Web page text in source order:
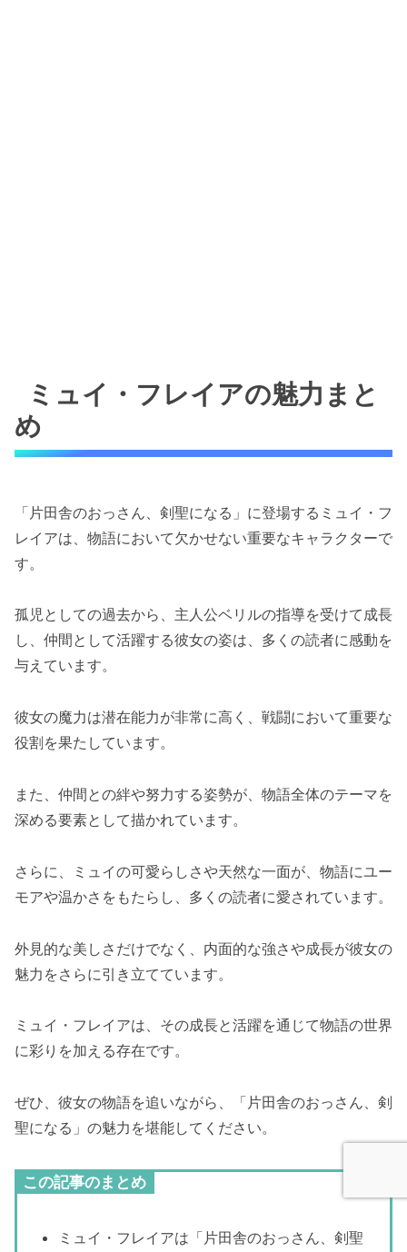
ミュイ・フレイアの魅力まと
め
「片田舎のおっさん、剣聖になる」に登場するミュイ・フ
レイアは、物語において欠かせない重要なキャラクターで
す。
孤児としての過去から、主人公ベリルの指導を受けて成長
し、仲間として活躍する彼女の姿は、多くの読者に感動を
与えています。
彼女の魔力は潜在能力が非常に高く、戦闘において重要な
役割を果たしています。
また、仲間との絆や努力する姿勢が、物語全体のテーマを
深める要素として描かれています。
さらに、ミュイの可愛らしさや天然な一面が、物語にユー
モアや温かさをもたらし、多くの読者に愛されています。
外見的な美しさだけでなく、内面的な強さや成長が彼女の
魅力をさらに引き立てています。
ミュイ・フレイアは、その成長と活躍を通じて物語の世界
に彩りを加える存在です。
ぜひ、彼女の物語を追いながら、「片田舎のおっさん、剣
聖になる」の魅力を堪能してください。
この記事のまとめ
ミュイ・フレイアは「片田舎のおっさん、剣聖